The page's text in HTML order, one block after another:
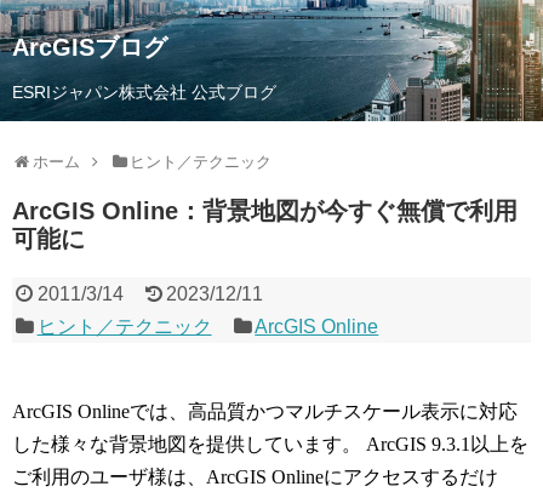
ArcGISブログ
ESRIジャパン株式会社 公式ブログ
ホーム ヒント／テクニック
ArcGIS Online：背景地図が今すぐ無償で利用
可能に
2011/3/14
2023/12/11
ヒント／テクニック
ArcGIS Online
ArcGIS Onlineでは、高品質かつマルチスケール表示に対応
した様々な背景地図を提供しています。 ArcGIS 9.3.1以上を
ご利用のユーザ様は、ArcGIS Onlineにアクセスするだけ